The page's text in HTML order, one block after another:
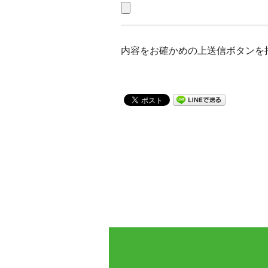
内容をお確かめの上送信ボタンを